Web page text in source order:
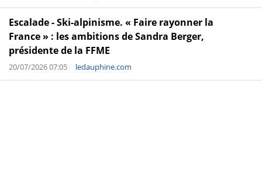
Escalade - Ski-alpinisme. « Faire rayonner la
France » : les ambitions de Sandra Berger,
présidente de la FFME
20/07/2026 07:05 ledauphine.com